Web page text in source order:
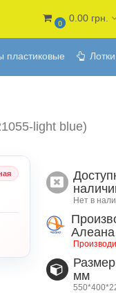
0
0.00 грн.
пластиковые Лотки
light blue)
Нет в
Алеана
мм